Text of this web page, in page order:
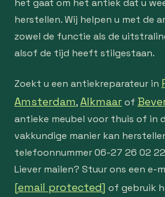
het gaat om het antiek dat u
herstellen. Wij helpen u met de
zowel de functie als de
alsof de tijd heeft stilgestaan.
Zoekt u een antiekreparateur in
Amsterdam,Alkmaarof
antieke meubel voor thuis of in
vakkundige manier kan
telefoonnummer 06-27 26 02
Liever mailen? Stuur ons een e-
[email protected] of gebruik